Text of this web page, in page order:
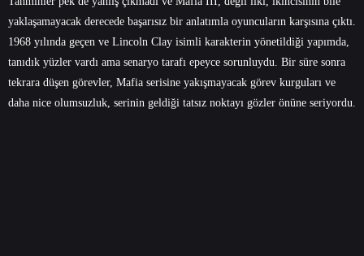
yaklaşamayacak derecede başarısız bir anlatımla oyuncuların karşısına çıktı.
1968 yılında geçen ve Lincoln Clay isimli karakterin yönetildiği yapımda,
tanıdık yüzler vardı ama senaryo tarafı epeyce sorunluydu. Bir süre sonra
tekrara düşen görevler, Mafia serisine yakışmayacak görev kurguları ve
daha nice olumsuzluk, serinin geldiği tatsız noktayı gözler önüne seriyordu.